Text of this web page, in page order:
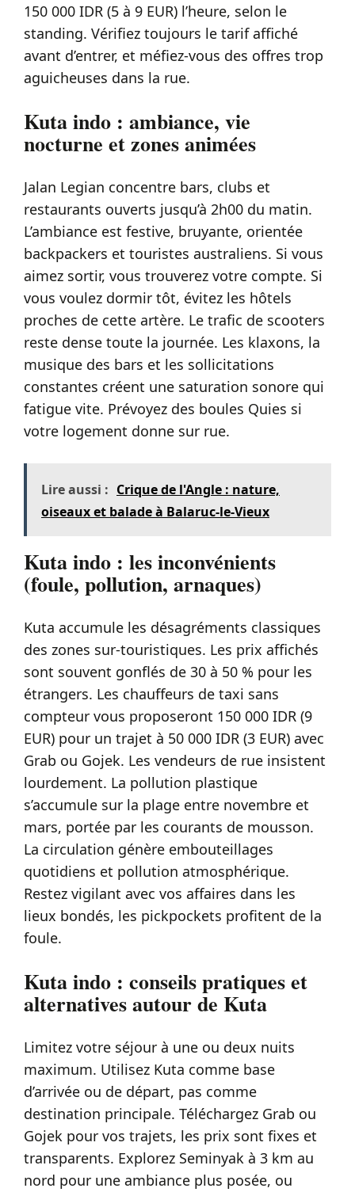
150 000 IDR (5 à 9 EUR) l’heure, selon le
standing. Vérifiez toujours le tarif affiché
avant d’entrer, et méfiez-vous des offres trop
aguicheuses dans la rue.
Kuta indo : ambiance, vie
nocturne et zones animées
Jalan Legian concentre bars, clubs et
restaurants ouverts jusqu’à 2h00 du matin.
L’ambiance est festive, bruyante, orientée
backpackers et touristes australiens. Si vous
aimez sortir, vous trouverez votre compte. Si
vous voulez dormir tôt, évitez les hôtels
proches de cette artère. Le trafic de scooters
reste dense toute la journée. Les klaxons, la
musique des bars et les sollicitations
constantes créent une saturation sonore qui
fatigue vite. Prévoyez des boules Quies si
votre logement donne sur rue.
Lire aussi : Crique de l'Angle : nature,
oiseaux et balade à Balaruc-le-Vieux
Kuta indo : les inconvénients
(foule, pollution, arnaques)
Kuta accumule les désagréments classiques
des zones sur-touristiques. Les prix affichés
sont souvent gonflés de 30 à 50 % pour les
étrangers. Les chauffeurs de taxi sans
compteur vous proposeront 150 000 IDR (9
EUR) pour un trajet à 50 000 IDR (3 EUR) avec
Grab ou Gojek. Les vendeurs de rue insistent
lourdement. La pollution plastique
s’accumule sur la plage entre novembre et
mars, portée par les courants de mousson.
La circulation génère embouteillages
quotidiens et pollution atmosphérique.
Restez vigilant avec vos affaires dans les
lieux bondés, les pickpockets profitent de la
foule.
Kuta indo : conseils pratiques et
alternatives autour de Kuta
Limitez votre séjour à une ou deux nuits
maximum. Utilisez Kuta comme base
d’arrivée ou de départ, pas comme
destination principale. Téléchargez Grab ou
Gojek pour vos trajets, les prix sont fixes et
transparents. Explorez Seminyak à 3 km au
nord pour une ambiance plus posée, ou